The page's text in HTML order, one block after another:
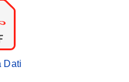
Dati